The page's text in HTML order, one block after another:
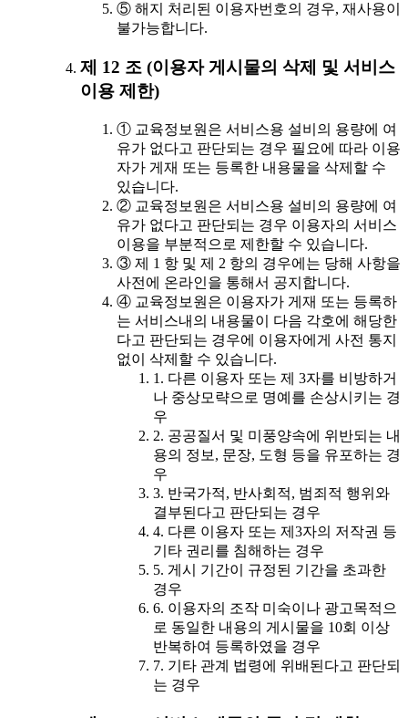
⑤ 해지 처리된 이용자번호의 경우, 재사용이
불가능합니다.
제 12 조 (이용자 게시물의 삭제 및 서비스
이용 제한)
① 교육정보원은 서비스용 설비의 용량에 여
유가 없다고 판단되는 경우 필요에 따라 이용
자가 게재 또는 등록한 내용물을 삭제할 수
있습니다.
② 교육정보원은 서비스용 설비의 용량에 여
유가 없다고 판단되는 경우 이용자의 서비스
이용을 부분적으로 제한할 수 있습니다.
③ 제 1 항 및 제 2 항의 경우에는 당해 사항을
사전에 온라인을 통해서 공지합니다.
④ 교육정보원은 이용자가 게재 또는 등록하
는 서비스내의 내용물이 다음 각호에 해당한
다고 판단되는 경우에 이용자에게 사전 통지
없이 삭제할 수 있습니다.
1. 다른 이용자 또는 제 3자를 비방하거
나 중상모략으로 명예를 손상시키는 경
우
2. 공공질서 및 미풍양속에 위반되는 내
용의 정보, 문장, 도형 등을 유포하는 경
우
3. 반국가적, 반사회적, 범죄적 행위와
결부된다고 판단되는 경우
4. 다른 이용자 또는 제3자의 저작권 등
기타 권리를 침해하는 경우
5. 게시 기간이 규정된 기간을 초과한
경우
6. 이용자의 조작 미숙이나 광고목적으
로 동일한 내용의 게시물을 10회 이상
반복하여 등록하였을 경우
7. 기타 관계 법령에 위배된다고 판단되
는 경우